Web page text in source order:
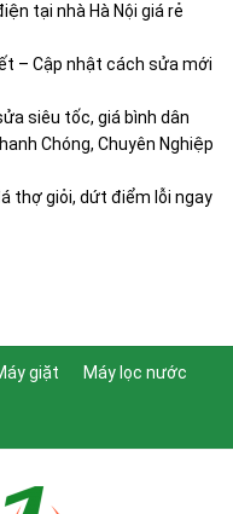
tại nhà Hà Nội giá rẻ
– Cập nhật cách sửa mới
siêu tốc, giá bình dân
Chóng, Chuyên Nghiệp
thợ giỏi, dứt điểm lỗi ngay
giặt Máy lọc nước